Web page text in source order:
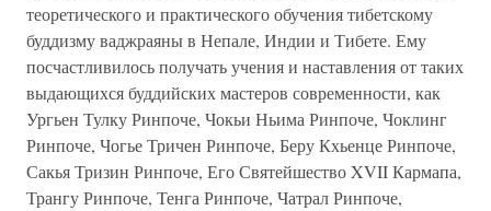
теоретического и практического обучения тибетскому
буддизму ваджраяны в Непале, Индии и Тибете. Ему
посчастливилось получать учения и наставления от таких
выдающихся буддийских мастеров современности, как
Ургьен Тулку Ринпоче, Чокьи Ньима Ринпоче, Чоклинг
Ринпоче, Чогье Тричен Ринпоче, Беру Кхьенце Ринпоче,
Сакья Тризин Ринпоче, Его Святейшество XVII Кармапа,
Трангу Ринпоче, Тенга Ринпоче, Чатрал Ринпоче,